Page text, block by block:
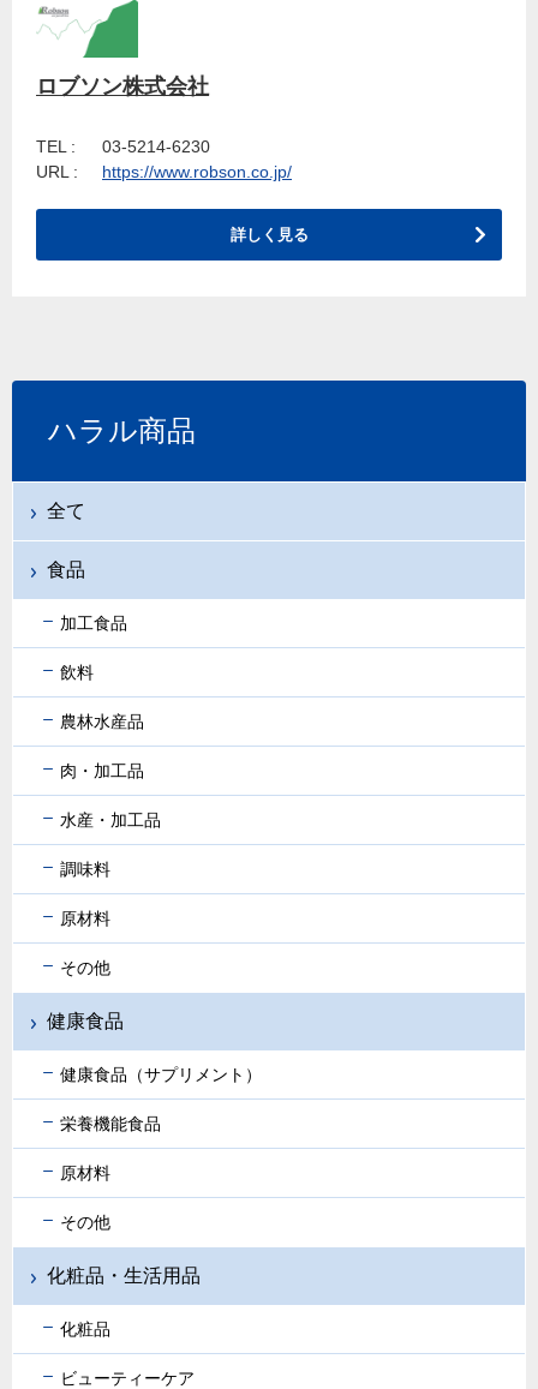
ロブソン株式会社
TEL :
03-5214-6230
URL :
https://www.robson.co.jp/
詳しく見る
ハラル商品
全て
食品
加工食品
飲料
農林水産品
肉・加工品
水産・加工品
調味料
原材料
その他
健康食品
健康食品（サプリメント）
栄養機能食品
原材料
その他
化粧品・生活用品
化粧品
ビューティーケア